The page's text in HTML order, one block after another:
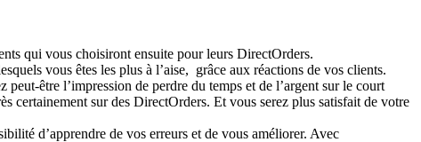
qui vous choisiront ensuite pour leurs DirectOrders.
vous êtes les plus à l’aise, grâce aux réactions de vos clients.
être l’impression de perdre du temps et de l’argent sur le court
certainement sur des DirectOrders. Et vous serez plus satisfait de votre
d’apprendre de vos erreurs et de vous améliorer. Avec